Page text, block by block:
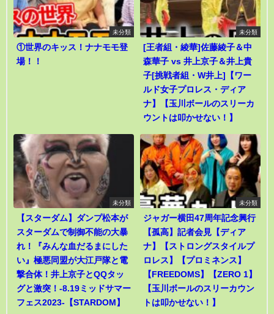
未分類
①世界のキッス！ナナモモ登
場！！
未分類
[王者組・綾華]佐藤綾子＆中
森華子 vs 井上京子＆井上貴
子[挑戦者組・W井上]【ワー
ルド女子プロレス・ディア
ナ】【玉川ボールのスリーカ
ウントは叩かせない！】
未分類
【スターダム】ダンプ松本が
スターダムで制御不能の大暴
れ！『みんな血だるまにした
い』極悪同盟が大江戸隊と電
撃合体！井上京子とQQタッ
グと激突！-8.19ミッドサマー
フェス2023-【STARDOM】
未分類
ジャガー横田47周年記念興行
【孤高】記者会見【ディア
ナ】【ストロングスタイルプ
ロレス】【プロミネンス】
【FREEDOMS】【ZERO 1】
【玉川ボールのスリーカウン
トは叩かせない！】